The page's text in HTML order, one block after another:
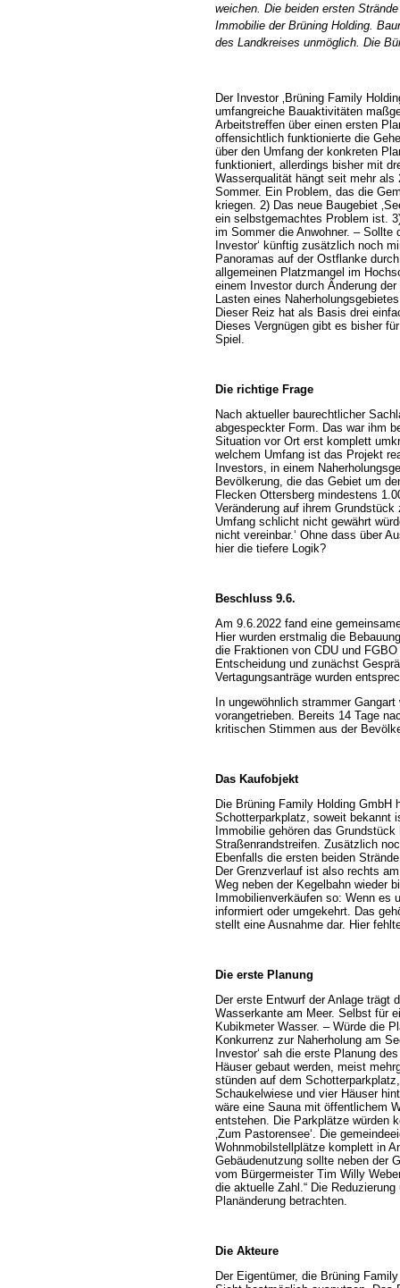
weichen. Die beiden ersten
Immobilie der Brüning Holding.
des Landkreises unmöglich. Die
Der Investor ‚Brüning Family
umfangreiche Bauaktivitäten
Arbeitstreffen über einen ersten
offensichtlich funktionierte die
über den Umfang der konkreten
funktioniert, allerdings bisher mit
Wasserqualität hängt seit mehr als
Sommer. Ein Problem, das die
kriegen. 2) Das neue Baugebiet
ein selbstgemachtes Problem ist.
im Sommer die Anwohner. –
Investor‘ künftig zusätzlich noch
Panoramas auf der Ostflanke
allgemeinen Platzmangel im
einem Investor durch Änderung
Lasten eines
Dieser Reiz hat als Basis drei
Dieses Vergnügen gibt es bisher
Spiel.
Die richtige Frage
Nach aktueller baurechtlicher
abgespeckter Form. Das war ihm
Situation vor Ort erst komplett
welchem Umfang ist das Projekt
Investors, in einem
Bevölkerung, die das Gebiet um
Flecken Ottersberg mindestens
Veränderung auf ihrem
Umfang schlicht nicht gewährt
nicht vereinbar.‘ Ohne dass über
hier die tiefere Logik?
Beschluss 9.6.
Am 9.6.2022 fand eine
Hier wurden erstmalig die
die Fraktionen von CDU und
Entscheidung und zunächst
Vertagungsanträge wurden
In ungewöhnlich strammer
vorangetrieben. Bereits 14 Tage
kritischen Stimmen aus der
Das Kaufobjekt
Die Brüning Family Holding GmbH
Schotterparkplatz, soweit bekannt
Immobilie gehören das
Straßenrandstreifen. Zusätzlich
Ebenfalls die ersten beiden
Der Grenzverlauf ist also rechts
Weg neben der Kegelbahn wieder
Immobilienverkäufen so: Wenn es
informiert oder umgekehrt. Das
stellt eine Ausnahme dar. Hier
Die erste Planung
Der erste Entwurf der Anlage trägt
Wasserkante am Meer. Selbst für
Kubikmeter Wasser. – Würde die
Konkurrenz zur Naherholung am
Investor‘ sah die erste Planung
Häuser gebaut werden, meist
stünden auf dem
Schaukelwiese und vier Häuser
wäre eine Sauna mit öffentlichem
entstehen. Die Parkplätze würden
‚Zum Pastorensee‘. Die
Wohnmobilstellplätze komplett in
Gebäudenutzung sollte neben der
vom Bürgermeister Tim Willy
die aktuelle Zahl.“ Die
Planänderung betrachten.
Die Akteure
Der Eigentümer, die Brüning